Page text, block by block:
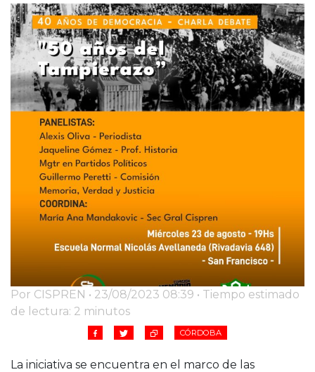
Río Tercero
Despeñaderos
Por CISPREN • 23/08/2023 08:39 • Tiempo estimado
de lectura: 2 minutos
CÓRDOBA
La iniciativa se encuentra en el marco de las